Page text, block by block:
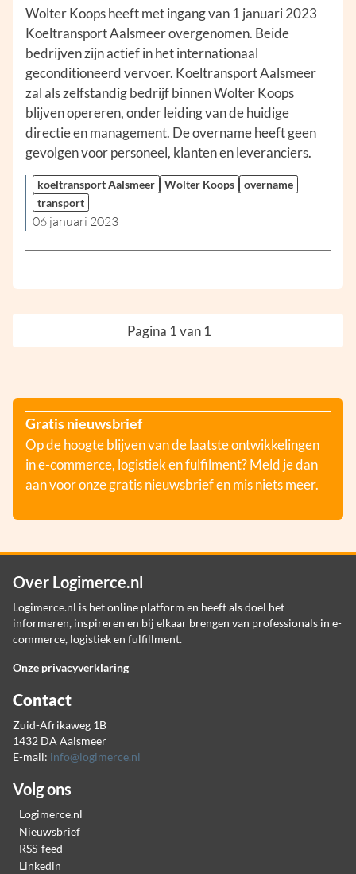
Wolter Koops heeft met ingang van 1 januari 2023
Koeltransport Aalsmeer overgenomen. Beide
bedrijven zijn actief in het internationaal
geconditioneerd vervoer. Koeltransport Aalsmeer
zal als zelfstandig bedrijf binnen Wolter Koops
blijven opereren, onder leiding van de huidige
directie en management. De overname heeft geen
gevolgen voor personeel, klanten en leveranciers.
koeltransport Aalsmeer Wolter Koops
overname
transport
06 januari 2023
Pagina 1 van 1
Gratis nieuwsbrief
Op de hoogte blijven van de laatste ontwikkelingen
in e-commerce, logistiek en fulfilment? Meld je dan
aan voor onze gratis nieuwsbrief en mis niets meer.
Over Logimerce.nl
Logimerce.nl is het online platform en heeft als doel het
informeren, inspireren en bij elkaar brengen van professionals in e-
commerce, logistiek en fulfillment.
Onze privacyverklaring
Contact
Zuid-Afrikaweg 1B
1432 DA Aalsmeer
E-mail: info@logimerce.nl
Volg ons
Logimerce.nl
Nieuwsbrief
RSS-feed
Linkedin